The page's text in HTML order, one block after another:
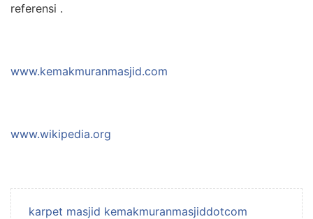
referensi .
www.kemakmuranmasjid.com
www.wikipedia.org
karpet masjid kemakmuranmasjiddotcom